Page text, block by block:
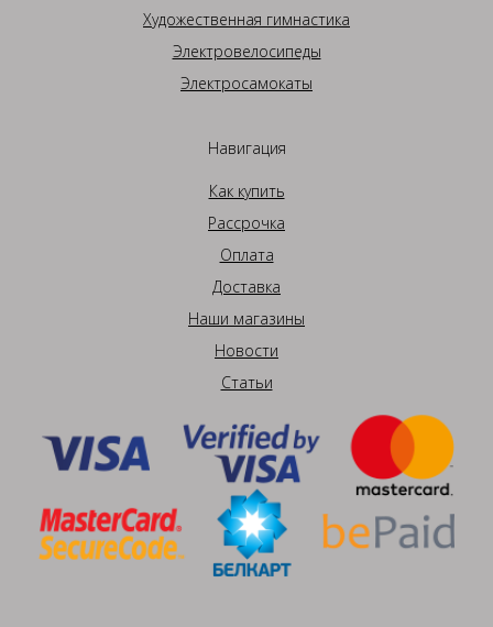
Художественная гимнастика
Электровелосипеды
Электросамокаты
Навигация
Как купить
Рассрочка
Оплата
Доставка
Наши магазины
Новости
Статьи